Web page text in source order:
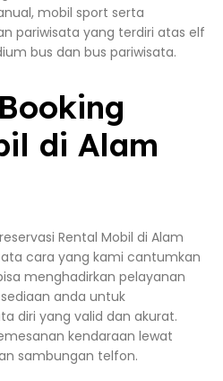
mobil sport serta
pariwisata yang terdiri atas elf
bus dan bus pariwisata.
di Alam
Rental Mobil di Alam
cara yang kami cantumkan
menghadirkan pelayanan
anda untuk
diri yang valid dan akurat.
kendaraan lewat
sambungan telfon.